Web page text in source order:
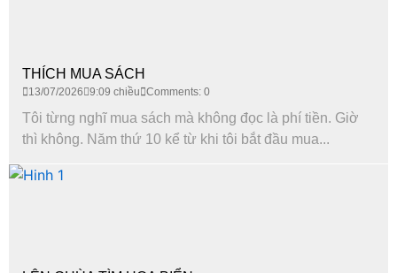
THÍCH MUA SÁCH
13/07/2026 9:09 chiều Comments: 0
Tôi từng nghĩ mua sách mà không đọc là phí tiền. Giờ
thì không. Năm thứ 10 kể từ khi tôi bắt đầu mua...